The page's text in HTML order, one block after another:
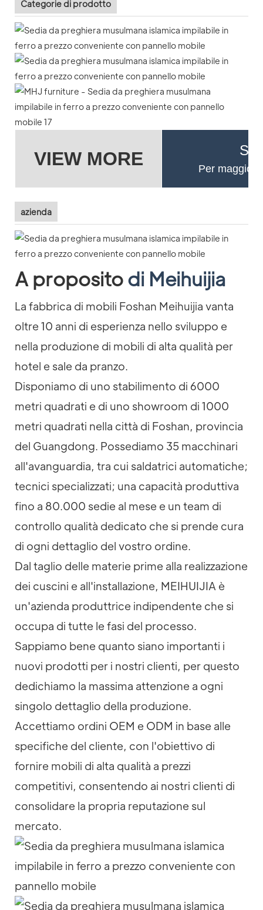
Categorie di prodotto
VIEW MORE Se
Per maggiori
azienda
A propositodi Meihuijia
La fabbrica di mobili Foshan Meihuijia vanta
oltre 10 anni di esperienza nello sviluppo e
nella produzione di mobili di alta qualità per
hotel e sale da pranzo.
Disponiamo di uno stabilimento di 6000
metri quadrati e di uno showroom di 1000
metri quadrati nella città di Foshan, provincia
del Guangdong. Possediamo 35 macchinari
all'avanguardia, tra cui saldatrici automatiche;
tecnici specializzati; una capacità produttiva
fino a 80.000 sedie al mese e un team di
controllo qualità dedicato che si prende cura
di ogni dettaglio del vostro ordine.
Dal taglio delle materie prime alla realizzazione
dei cuscini e all'installazione, MEIHUIJIA è
un'azienda produttrice indipendente che si
occupa di tutte le fasi del processo.
Sappiamo bene quanto siano importanti i
nuovi prodotti per i nostri clienti, per questo
dedichiamo la massima attenzione a ogni
singolo dettaglio della produzione.
Accettiamo ordini OEM e ODM in base alle
specifiche del cliente, con l'obiettivo di
fornire mobili di alta qualità a prezzi
competitivi, consentendo ai nostri clienti di
consolidare la propria reputazione sul
mercato.